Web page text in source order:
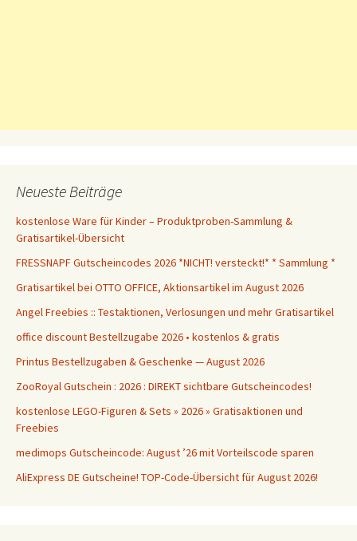
Neueste Beiträge
kostenlose Ware für Kinder – Produktproben-Sammlung &
Gratisartikel-Übersicht
FRESSNAPF Gutscheincodes 2026 *NICHT! versteckt!* * Sammlung *
Gratisartikel bei OTTO OFFICE, Aktionsartikel im August 2026
Angel Freebies :: Testaktionen, Verlosungen und mehr Gratisartikel
office discount Bestellzugabe 2026 • kostenlos & gratis
Printus Bestellzugaben & Geschenke — August 2026
ZooRoyal Gutschein : 2026 : DIREKT sichtbare Gutscheincodes!
kostenlose LEGO-Figuren & Sets » 2026 » Gratisaktionen und
Freebies
medimops Gutscheincode: August ’26 mit Vorteilscode sparen
AliExpress DE Gutscheine! TOP-Code-Übersicht für August 2026!